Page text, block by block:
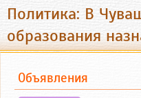
Политика: В
образования
Объявления